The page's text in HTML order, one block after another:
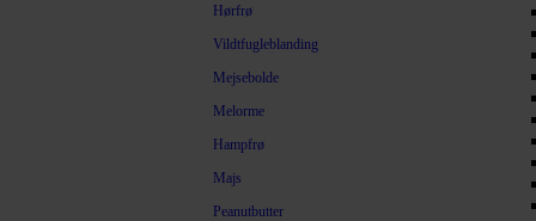
Hørfrø
Vildtfugleblanding
Mejsebolde
Melorme
Hampfrø
Majs
Peanutbutter